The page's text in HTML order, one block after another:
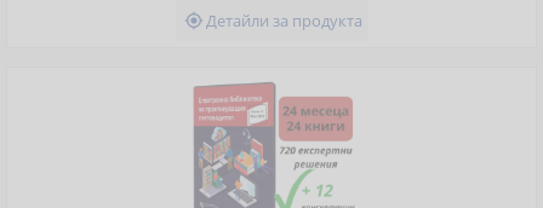
Детайли за продукта